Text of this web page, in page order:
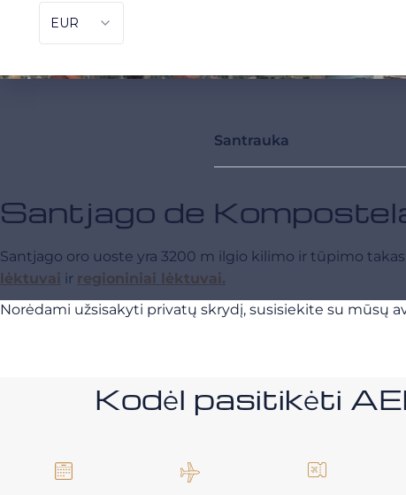
Santrauka
Santjago de
Santjago oro uoste yra 3200 m ilgio kilimo ir tūpimo
lėktuvai ir regioniniai lėktuvai.
Norėdami užsisakyti privatų skrydį, susisiekite su mūsų
Kodėl pasitikėti